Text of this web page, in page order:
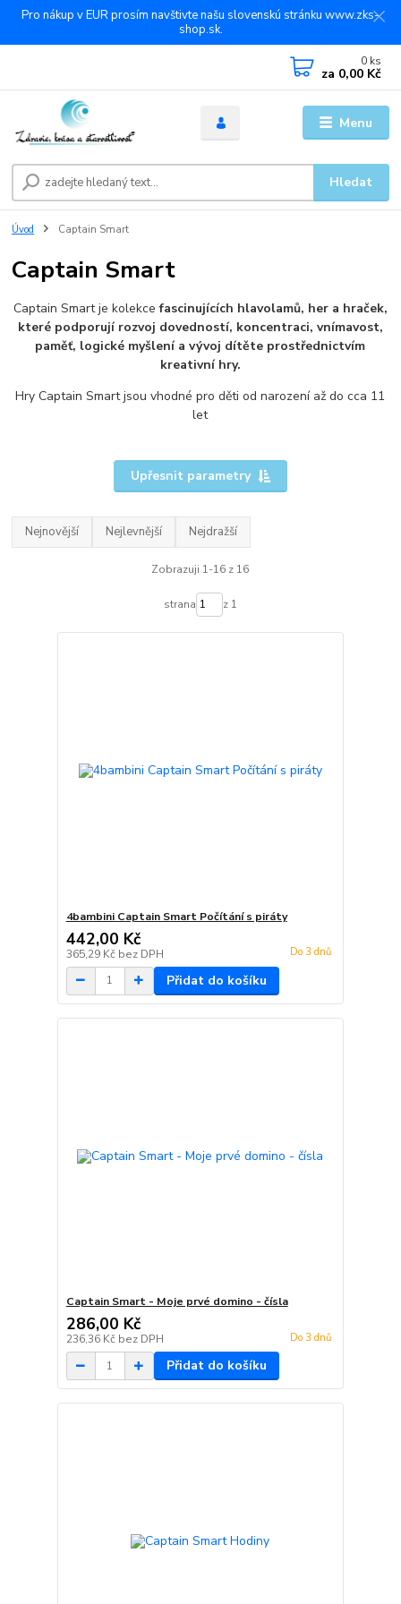
Pro nákup v EUR prosím navštivte našu slovenskú stránku www.zks-
shop.sk.
Menu
Hledat
0 ks
za 0,00 Kč
Úvod Captain Smart
Captain Smart
Captain Smart je kolekcefascinujících hlavolamů, her a hraček,
které podporují rozvoj dovedností, koncentraci, vnímavost,
paměť, logické myšlení a vývoj dítěte prostřednictvím
kreativní hry.
Hry Captain Smart jsou vhodné pro děti od narození až do cca 11
let
Upřesnit parametry
Nejnovější Nejlevnější Nejdražší
Zobrazuji 1-16 z 16
strana z 1
4bambini Captain Smart Počítání s piráty
442,00 Kč
365,29 Kč bez DPH Do 3 dnů
Přidat do košíku
Captain Smart - Moje prvé domino - čísla
286,00 Kč
236,36 Kč bez DPH Do 3 dnů
Přidat do košíku